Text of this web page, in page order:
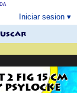
Iniciar sesion
2 FIG 15 CM